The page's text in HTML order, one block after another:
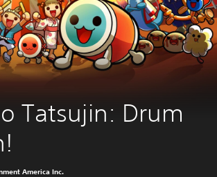
Tatsujin: Drum
America Inc.